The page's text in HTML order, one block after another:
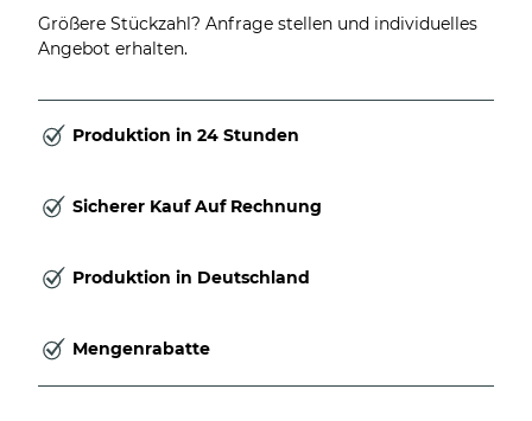
Größere Stückzahl? Anfrage stellen und individuelles
Angebot erhalten.
Produktion in 24 Stunden
Sicherer Kauf Auf Rechnung
Produktion in Deutschland
Mengenrabatte